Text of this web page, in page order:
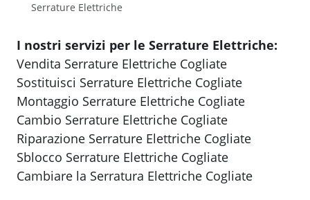
Serrature Elettriche
I nostri servizi per le Serrature Elettriche:
Vendita Serrature Elettriche Cogliate
Sostituisci Serrature Elettriche Cogliate
Montaggio Serrature Elettriche Cogliate
Cambio Serrature Elettriche Cogliate
Riparazione Serrature Elettriche Cogliate
Sblocco Serrature Elettriche Cogliate
Cambiare la Serratura Elettriche Cogliate